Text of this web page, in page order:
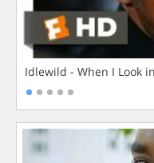
Idlewild - When I Look